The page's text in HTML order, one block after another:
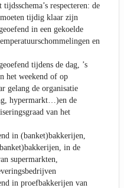
respecteren: de
tijdig klaar zijn
in een gekoelde
en
tijdens de dag, ’s
het weekend of op
gelang de organisatie
hypermarkt…)en de
van het
in (banket)bakkerijen,
in de
supermarkten,
in proefbakkerijen van